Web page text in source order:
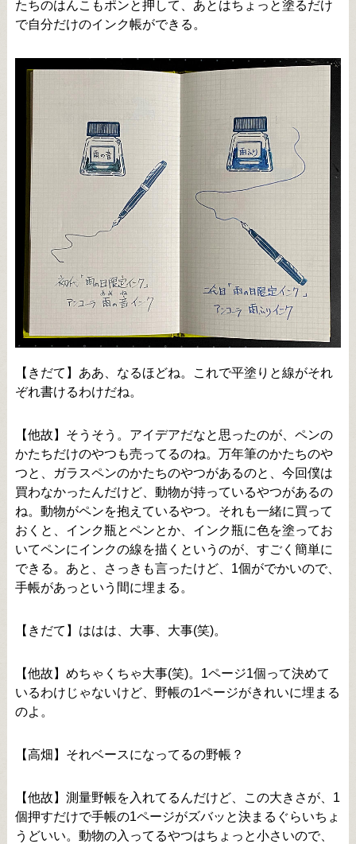
たちのはんこもポンと押して、あとはちょっと塗るだけ
で自分だけのインク帳ができる。
【きだて】ああ、なるほどね。これで平塗りと線がそれ
ぞれ書けるわけだね。
【他故】そうそう。アイデアだなと思ったのが、ペンの
かたちだけのやつも売ってるのね。万年筆のかたちのや
つと、ガラスペンのかたちのやつがあるのと、今回僕は
買わなかったんだけど、動物が持っているやつがあるの
ね。動物がペンを抱えているやつ。それも一緒に買って
おくと、インク瓶とペンとか、インク瓶に色を塗ってお
いてペンにインクの線を描くというのが、すごく簡単に
できる。あと、さっきも言ったけど、1個がでかいので、
手帳があっという間に埋まる。
【きだて】ははは、大事、大事(笑)。
【他故】めちゃくちゃ大事(笑)。1ページ1個って決めて
いるわけじゃないけど、野帳の1ページがきれいに埋まる
のよ。
【高畑】それベースになってるの野帳？
【他故】測量野帳を入れてるんだけど、この大きさが、1
個押すだけで手帳の1ページがズバッと決まるぐらいちょ
うどいい。動物の入ってるやつはちょっと小さいので、